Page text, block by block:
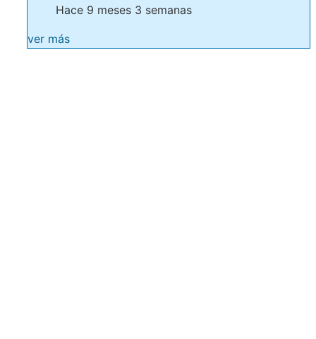
Hace 9 meses 3 semanas
ver más